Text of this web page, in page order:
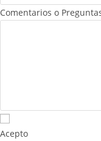
Comentarios o
Acepto